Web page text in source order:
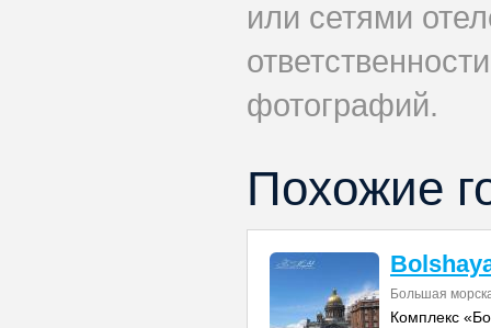
или сетями
фотографий.
Похожие
Большая
Комплекс